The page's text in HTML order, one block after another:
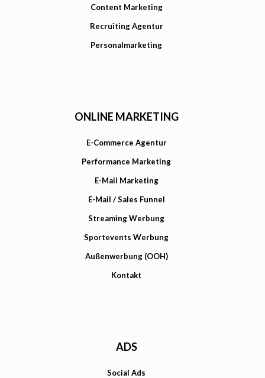
Content Marketing
Recruiting Agentur
Personalmarketing
ONLINE MARKETING
E-Commerce Agentur
Performance Marketing
E-Mail Marketing
E-Mail / Sales Funnel
Streaming Werbung
Sportevents Werbung
Außenwerbung (OOH)
Kontakt
ADS
Social Ads